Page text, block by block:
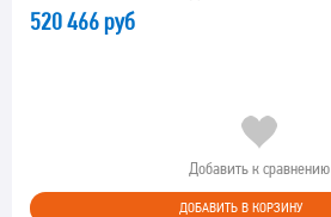
520 466 руб
Добавить к сравнению
ДОБАВИТЬ В КОРЗИНУ